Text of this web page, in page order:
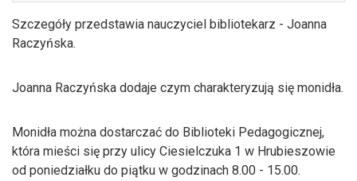
Szczegóły przedstawia nauczyciel bibliotekarz - Joanna
Raczyńska.
Joanna Raczyńska dodaje czym charakteryzują się monidła.
Monidła można dostarczać do Biblioteki Pedagogicznej,
która mieści się przy ulicy Ciesielczuka 1 w Hrubieszowie
od poniedziałku do piątku w godzinach 8.00 - 15.00.